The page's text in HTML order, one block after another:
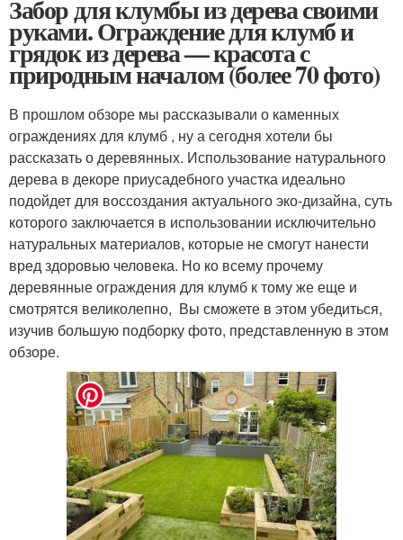
Забор для клумбы из дерева своими
руками. Ограждение для клумб и
грядок из дерева — красота с
природным началом (более 70 фото)
В прошлом обзоре мы рассказывали о каменных
ограждениях для клумб , ну а сегодня хотели бы
рассказать о деревянных. Использование натурального
дерева в декоре приусадебного участка идеально
подойдет для воссоздания актуального эко-дизайна, суть
которого заключается в использовании исключительно
натуральных материалов, которые не смогут нанести
вред здоровью человека. Но ко всему прочему
деревянные ограждения для клумб к тому же еще и
смотрятся великолепно, Вы сможете в этом убедиться,
изучив большую подборку фото, представленную в этом
обзоре.